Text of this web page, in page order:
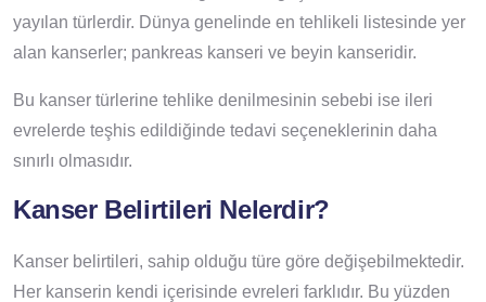
yayılan türlerdir. Dünya genelinde en tehlikeli listesinde yer
alan kanserler; pankreas kanseri ve beyin kanseridir.
Bu kanser türlerine tehlike denilmesinin sebebi ise ileri
evrelerde teşhis edildiğinde tedavi seçeneklerinin daha
sınırlı olmasıdır.
Kanser Belirtileri Nelerdir?
Kanser belirtileri, sahip olduğu türe göre değişebilmektedir.
Her kanserin kendi içerisinde evreleri farklıdır. Bu yüzden